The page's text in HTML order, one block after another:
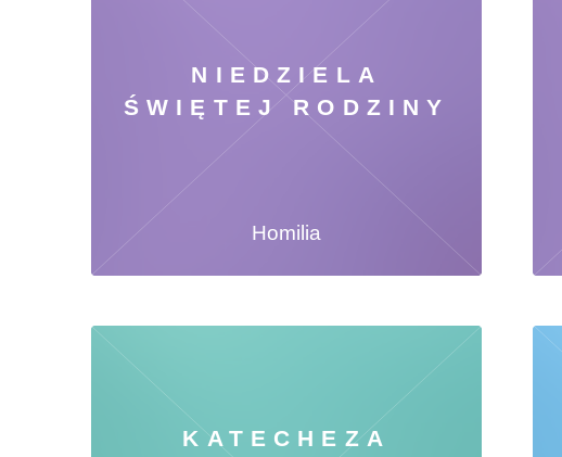
NIEDZIELA
ŚWIĘTEJ RODZINY
Homilia
KATECHEZA